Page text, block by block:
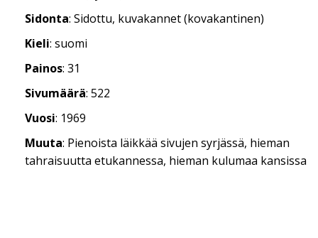
Sidonta: Sidottu, kuvakannet (kovakantinen)
Kieli: suomi
Painos: 31
Sivumäärä: 522
Vuosi: 1969
Muuta: Pienoista läikkää sivujen syrjässä, hieman
tahraisuutta etukannessa, hieman kulumaa kansissa